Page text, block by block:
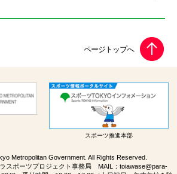
スポーツ推進本部
Metropolitan Government. All Rights Reserved.
スポーツプロジェクト事務局 MAIL： toiawase@para-